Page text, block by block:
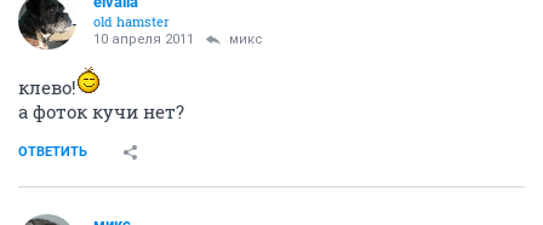
old hamster
10 апреля 2011 микс
клево!
а фоток кучи нет?
ОТВЕТИТЬ